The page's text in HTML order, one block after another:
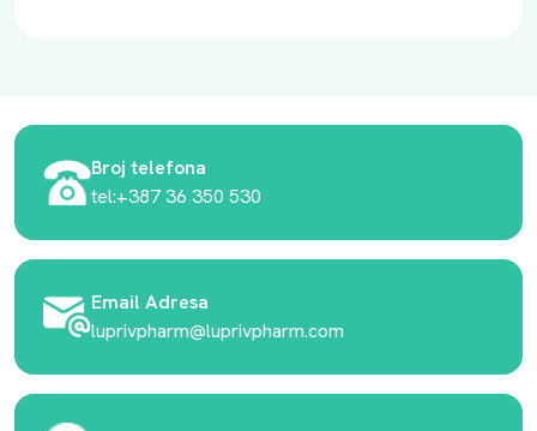
Broj telefona
tel:+387 36 350 530
Email Adresa
luprivpharm@luprivpharm.com